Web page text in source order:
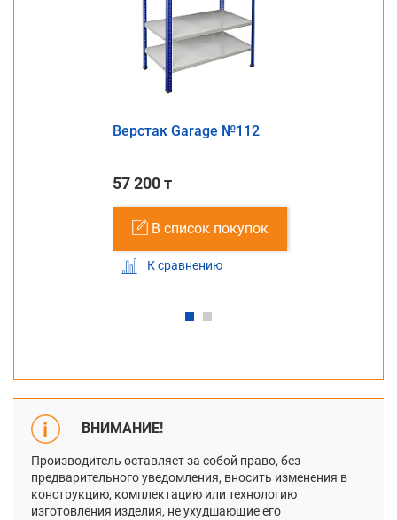
Верстак Garage №112
57 200 т
В список покупок
К сравнению
ВНИМАНИЕ!
Производитель оставляет за собой право, без
предварительного уведомления, вносить изменения в
конструкцию, комплектацию или технологию
изготовления изделия, не ухудшающие его